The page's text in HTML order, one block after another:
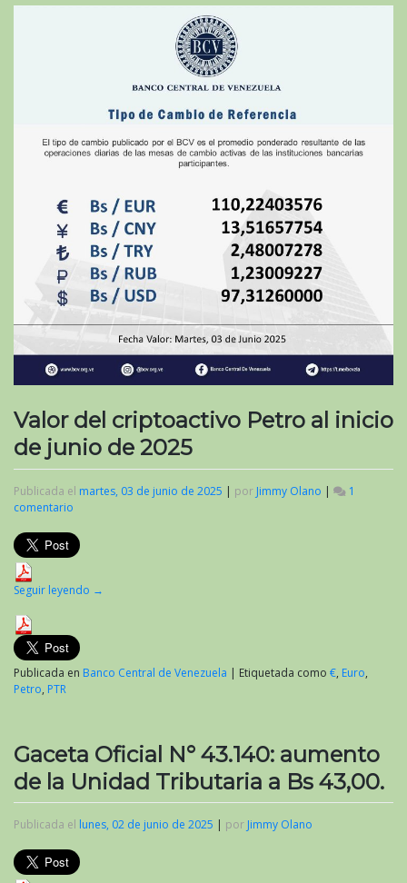
Valor del criptoactivo Petro al inicio
de junio de 2025
Publicada el martes, 03 de junio de 2025 | por Jimmy Olano |
1
comentario
del
criptoactivo
al
junio
de
2025
Seguir leyendo →
Publicada en Banco Central de Venezuela | Etiquetada como €, Euro,
Petro, PTR
Gaceta Oficial N° 43.140: aumento
de la Unidad Tributaria a Bs 43,00.
Publicada el lunes, 02 de junio de 2025 | por Jimmy Olano